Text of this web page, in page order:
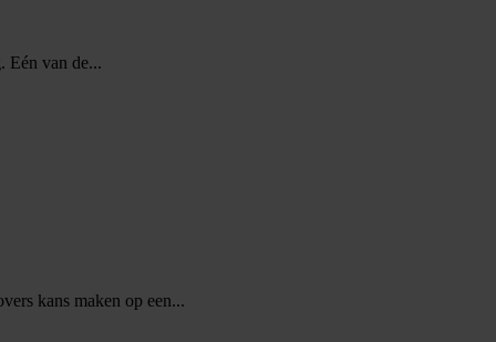
Eén van de...
kans maken op een...